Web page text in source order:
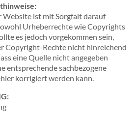
Website ist mit Sorgfalt darauf
Urheberrechte wie Copyrights
es jedoch vorgekommen sein,
Copyright-Rechte nicht hinreichend
eine Quelle nicht angegeben
entsprechende sachbezogene
korrigiert werden kann.